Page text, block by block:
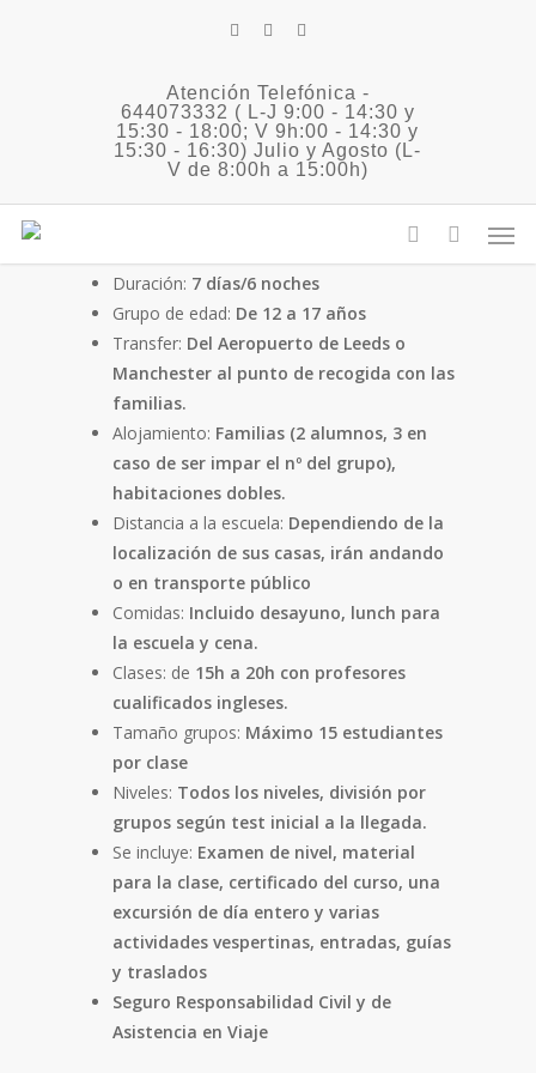
twitterfacebookinstagram
Atención Telefónica -
644073332 ( L-J 9:00 - 14:30 y
15:30 - 18:00; V 9h:00 - 14:30 y
15:30 - 16:30) Julio y Agosto (L-
V de 8:00h a 15:00h)
account
Ministage Leeds
(UNITED KINGDOM)
Duración: 7 días/6 noches
Grupo de edad: De 12 a 17 años
Transfer: Del Aeropuerto de Leeds o
Manchester al punto de recogida con las
familias.
Alojamiento: Familias (2 alumnos, 3 en
caso de ser impar el nº del grupo),
habitaciones dobles.
Distancia a la escuela: Dependiendo de la
localización de sus casas, irán andando
o en transporte público
Comidas: Incluido desayuno, lunch para
la escuela y cena.
Clases: de 15h a 20h con profesores
cualificados ingleses.
Tamaño grupos: Máximo 15 estudiantes
por clase
Niveles: Todos los niveles, división por
grupos según test inicial a la llegada.
Se incluye: Examen de nivel, material
para la clase, certificado del curso, una
excursión de día entero y varias
actividades vespertinas, entradas, guías
y traslados
Seguro Responsabilidad Civil y de
Asistencia en Viaje